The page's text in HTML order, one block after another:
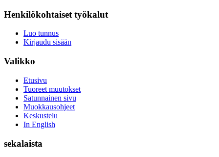
Henkilökohtaiset työkalut
Luo tunnus
Kirjaudu sisään
Valikko
Etusivu
Tuoreet muutokset
Satunnainen sivu
Muokkausohjeet
Keskustelu
In English
sekalaista